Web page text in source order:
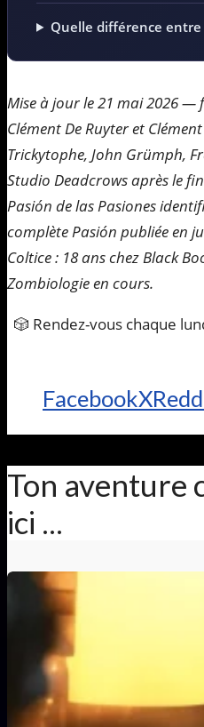
Quelle différence entre
Mise à jour le 21 mai 2026 —
Clément De Ruyter et
Trickytophe, John Grümph,
Studio Deadcrows après le
Pasión de las Pasiones
complète Pasión publiée en
Coltice : 18 ans chez Black
Zombiologie en cours.
🎲 Rendez-vous chaque
FacebookX
Ton aventure
ici ...